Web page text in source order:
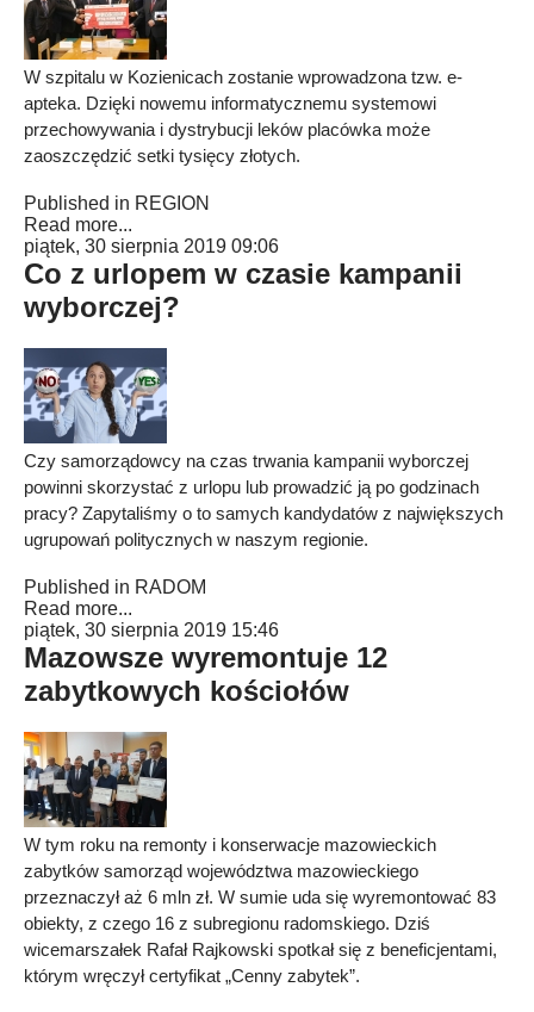
W szpitalu w Kozienicach zostanie wprowadzona tzw. e-
apteka. Dzięki nowemu informatycznemu systemowi
przechowywania i dystrybucji leków placówka może
zaoszczędzić setki tysięcy złotych.
Published in REGION
Read more...
piątek, 30 sierpnia 2019 09:06
Co z urlopem w czasie kampanii
wyborczej?
Czy samorządowcy na czas trwania kampanii wyborczej
powinni skorzystać z urlopu lub prowadzić ją po godzinach
pracy? Zapytaliśmy o to samych kandydatów z największych
ugrupowań politycznych w naszym regionie.
Published in RADOM
Read more...
piątek, 30 sierpnia 2019 15:46
Mazowsze wyremontuje 12
zabytkowych kościołów
W tym roku na remonty i konserwacje mazowieckich
zabytków samorząd województwa mazowieckiego
przeznaczył aż 6 mln zł. W sumie uda się wyremontować 83
obiekty, z czego 16 z subregionu radomskiego. Dziś
wicemarszałek Rafał Rajkowski spotkał się z beneficjentami,
którym wręczył certyfikat „Cenny zabytek”.